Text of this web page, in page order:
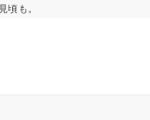
頃も。